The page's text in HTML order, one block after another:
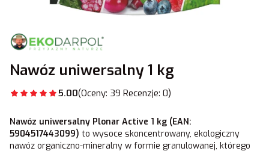
Nawóz uniwersalny 1 kg
5.00(Oceny: 39 Recenzje: 0)
Nawóz uniwersalny Plonar Active 1 kg (EAN:
5904517443099) to wysoce skoncentrowany, ekologiczny
nawóz organiczno-mineralny w formie granulowanej, którego